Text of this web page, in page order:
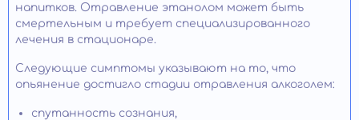
напитков. Отравление этанолом может быть
смертельным и требует специализированного
лечения в стационаре.
Следующие симптомы указывают на то, что
опьянение достигло стадии отравления алкоголем:
спутанность сознания,